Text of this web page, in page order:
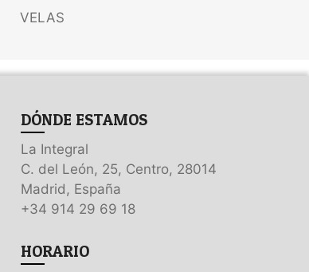
VELAS
DÓNDE ESTAMOS
La Integral
C. del León, 25, Centro, 28014
Madrid, España
+34 914 29 69 18
HORARIO